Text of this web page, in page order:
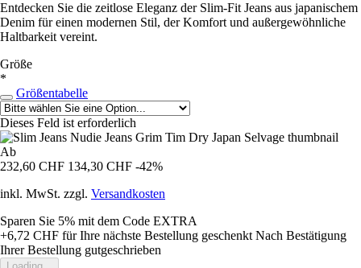
Entdecken Sie die zeitlose Eleganz der Slim-Fit Jeans aus japanischem
Denim für einen modernen Stil, der Komfort und außergewöhnliche
Haltbarkeit vereint.
Größe
*
Größentabelle
Dieses Feld ist erforderlich
Ab
232,60 CHF 134,30 CHF -42%
inkl. MwSt. zzgl. Versandkosten
Sparen Sie 5% mit dem Code EXTRA
+6,72 CHF für Ihre nächste Bestellung geschenkt Nach Bestätigung
Ihrer Bestellung gutgeschrieben